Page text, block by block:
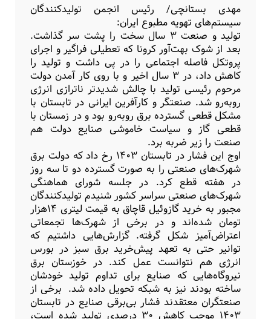
مهدی بستانچی/ رئیس انجمن تولیدکنندگان
سیستم‌های تهویه مطبوع ایران:
تولید و صنعت ۳ سال سخت را پشت سر گذاشت.
بعد از شوک بهت‌آور کرونا که تعطیلی فراگیر و اجرای
پروتکل فاصله اجتماعی را در پی داشت و تولید را
کاهش داد، در ۳ سال اخیر و با روی کار آمدن دولت
مرحوم رئیسی تولید با چالش شدیدتر ناترازی انرژی
روبه‌رو شد. صنعتگر و کارآفرین ایرانی در تابستان با
مشکل قطعی گسترده برق روبه‌رو بود و در زمستان با
قطعی گاز و سیاست خاموشی صنایع دولت هم
صنعت را زیر ضربه برد.
اوج این فشار در تابستان ۱۴۰۳ رخ داد که دولت برق
شهرک‌های صنعتی را به صورت گسترده دو تا سه روز
در هفته قطع کرد. در جلسه شورای هماهنگی
شهرک‌های صنعتی سراسر کشور شنیدم تولیدکنندگان
مجبور به خرید گازوئیل قاچاق به قیمت لیتری ۱۴هزار
تومان شده‌اند و در برخی از شهرک‌ها تجمعاتی
اعتراض‌آمیز شکل گرفته. گزارش‌هایی داشتیم که
توانیر حتی به تعهد پیش‌خرید برق سبز در بورس
انرژی هم نتوانست عمل کند. در خوزستان برق
نیروگاه‌هایی که صنایع برای تداوم تولید خودشان
ساخته بودند نیز به شبکه تحویل داده شد. برخی از
صنعتگران معتقدند فشار بی‌برقی صنایع در تابستان
۱۴۰۳ موجب کاهش ۳۰ درصدی تولید شده است،